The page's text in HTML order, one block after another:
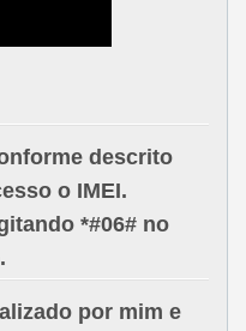
descrito
o IMEI.
*#06#no
por mim e